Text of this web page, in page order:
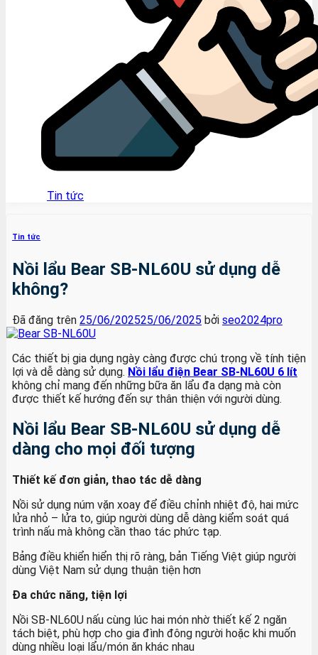
Tin tức
Tin tức
Nồi lẩu Bear SB-NL60U sử dụng dễ
không?
Đã đăng trên 25/06/202525/06/2025 bởi seo2024pro
Các thiết bị gia dụng ngày càng được chú trọng về tính tiện
lợi và dễ dàng sử dụng. Nồi lẩu điện Bear SB-NL60U 6 lít
không chỉ mang đến những bữa ăn lẩu đa dạng mà còn
được thiết kế hướng đến sự thân thiện với người dùng.
Nồi lẩu Bear SB-NL60U sử dụng dễ
dàng cho mọi đối tượng
Thiết kế đơn giản, thao tác dễ dàng
Nồi sử dụng núm vặn xoay để điều chỉnh nhiệt độ, hai mức
lửa nhỏ – lửa to, giúp người dùng dễ dàng kiểm soát quá
trình nấu mà không cần thao tác phức tạp.
Bảng điều khiển hiển thị rõ ràng, bản Tiếng Việt giúp người
dùng Việt Nam sử dụng thuận tiện hơn
Đa chức năng, tiện lợi
Nồi SB-NL60U nấu cùng lúc hai món nhờ thiết kế 2 ngăn
tách biệt, phù hợp cho gia đình đông người hoặc khi muốn
dùng nhiều loại lẩu/món ăn khác nhau